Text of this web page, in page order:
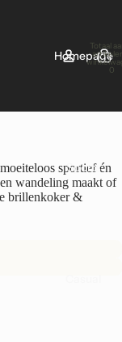
Homepage
Sports
Totaal
0
sportief én
wandeling maakt of
brillenkoker &